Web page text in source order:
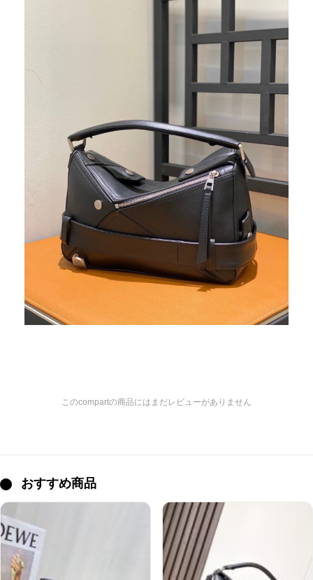
このcompartの商品にはまだレビューがありません
おすすめ商品